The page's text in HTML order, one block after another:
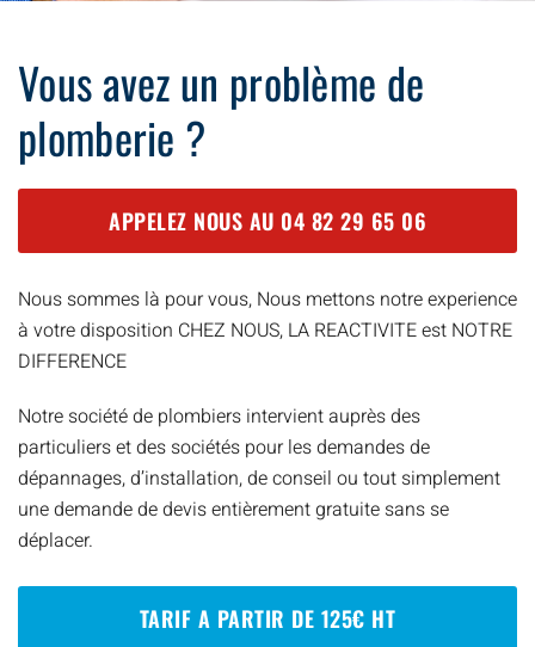
Vous avez un problème de
plomberie ?
APPELEZ NOUS AU 04 82 29 65 06
Nous sommes là pour vous, Nous mettons notre experience
à votre disposition CHEZ NOUS, LA REACTIVITE est NOTRE
DIFFERENCE
Notre société de plombiers intervient auprès des
particuliers et des sociétés pour les demandes de
dépannages, d’installation, de conseil ou tout simplement
une demande de devis entièrement gratuite sans se
déplacer.
TARIF A PARTIR DE 125€ HT